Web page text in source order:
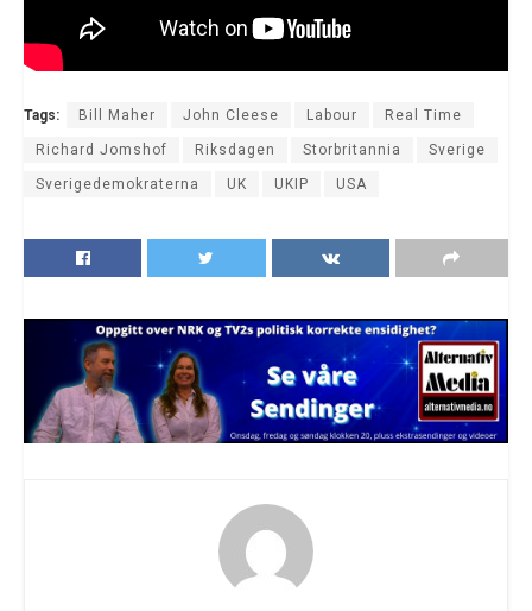
Tags: Bill Maher John Cleese Labour Real Time
Richard Jomshof Riksdagen Storbritannia Sverige
Sverigedemokraterna UK UKIP USA